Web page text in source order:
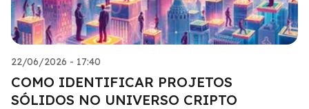
22/06/2026 - 17:40
COMO IDENTIFICAR PROJETOS
SÓLIDOS NO UNIVERSO CRIPTO